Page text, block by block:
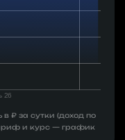
₽ за сутки (доход по
и курс — график